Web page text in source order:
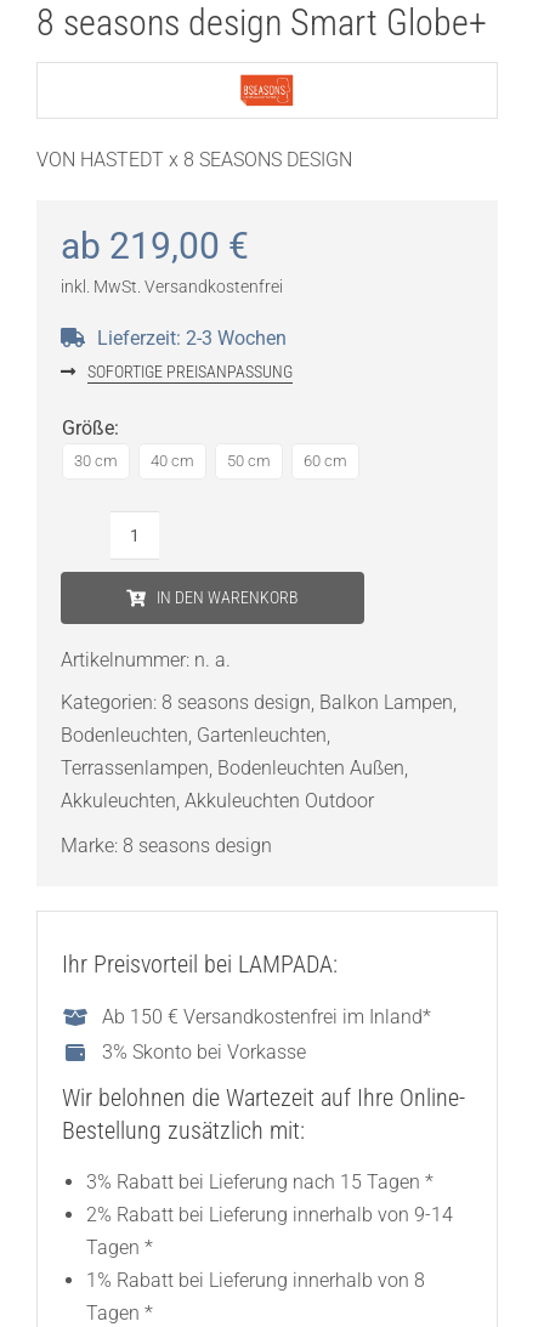
8 seasons design Smart Globe+
VON HASTEDT x 8 SEASONS DESIGN
ab 219,00 €
inkl. MwSt. Versandkostenfrei
Lieferzeit: 2-3 Wochen
SOFORTIGE PREISANPASSUNG
Größe:
30 cm 40 cm 50 cm 60 cm
Menge
IN DEN WARENKORB
Artikelnummer: n. a.
Kategorien: 8 seasons design, Balkon Lampen,
Bodenleuchten, Gartenleuchten,
Terrassenlampen, Bodenleuchten Außen,
Akkuleuchten, Akkuleuchten Outdoor
Marke: 8 seasons design
Ihr Preisvorteil bei LAMPADA:
Ab 150 € Versandkostenfrei im Inland*
3% Skonto bei Vorkasse
Wir belohnen die Wartezeit auf Ihre Online-
Bestellung zusätzlich mit:
3% Rabatt bei Lieferung nach 15 Tagen *
2% Rabatt bei Lieferung innerhalb von 9-14
Tagen *
1% Rabatt bei Lieferung innerhalb von 8
Tagen *